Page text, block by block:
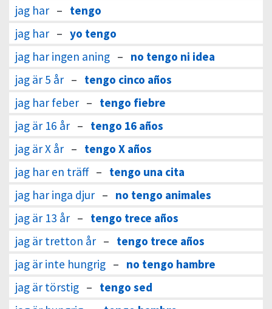
jag har – tengo
jag har – yo tengo
jag har ingen aning – no tengo ni idea
jag är 5 år – tengo cinco años
jag har feber – tengo fiebre
jag är 16 år – tengo 16 años
jag är X år – tengo X años
jag har en träff – tengo una cita
jag har inga djur – no tengo animales
jag är 13 år – tengo trece años
jag är tretton år – tengo trece años
jag är inte hungrig – no tengo hambre
jag är törstig – tengo sed